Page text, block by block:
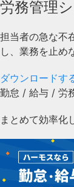
労務管理
担当者の急な不
し、業務を止め
ダウンロードす
勤怠 / 給与 / 労
まとめて効率化